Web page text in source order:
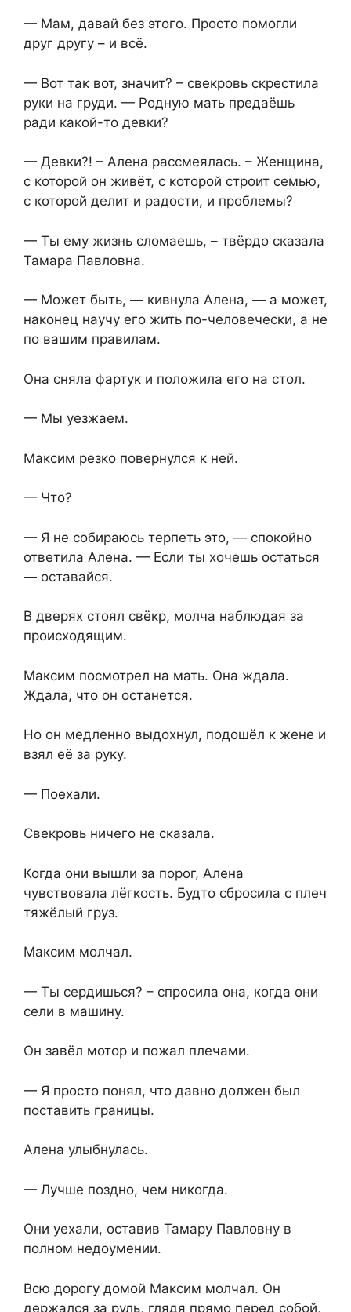
— Мам, давай без этого. Просто помогли
друг другу – и всё.
— Вот так вот, значит? – свекровь скрестила
руки на груди. — Родную мать предаёшь
ради какой-то девки?
— Девки?! – Алена рассмеялась. – Женщина,
с которой он живёт, с которой строит семью,
с которой делит и радости, и проблемы?
— Ты ему жизнь сломаешь, – твёрдо сказала
Тамара Павловна.
— Может быть, — кивнула Алена, — а может,
наконец научу его жить по-человечески, а не
по вашим правилам.
Она сняла фартук и положила его на стол.
— Мы уезжаем.
Максим резко повернулся к ней.
— Что?
— Я не собираюсь терпеть это, — спокойно
ответила Алена. — Если ты хочешь остаться
— оставайся.
В дверях стоял свёкр, молча наблюдая за
происходящим.
Максим посмотрел на мать. Она ждала.
Ждала, что он останется.
Но он медленно выдохнул, подошёл к жене и
взял её за руку.
— Поехали.
Свекровь ничего не сказала.
Когда они вышли за порог, Алена
чувствовала лёгкость. Будто сбросила с плеч
тяжёлый груз.
Максим молчал.
— Ты сердишься? – спросила она, когда они
сели в машину.
Он завёл мотор и пожал плечами.
— Я просто понял, что давно должен был
поставить границы.
Алена улыбнулась.
— Лучше поздно, чем никогда.
Они уехали, оставив Тамару Павловну в
полном недоумении.
Всю дорогу домой Максим молчал. Он
держался за руль, глядя прямо перед собой,